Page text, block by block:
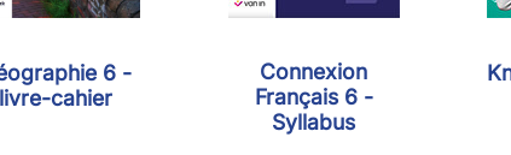
6 -
cahier
Connexion
Français 6 -
Syllabus